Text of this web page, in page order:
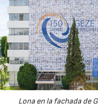
Lona en la fachada de